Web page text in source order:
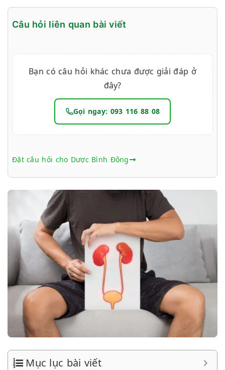
Câu hỏi liên quan bài viết
Bạn có câu hỏi khác chưa được giải đáp ở
đây?
Gọi ngay: 093 116 88 08
Đặt câu hỏi cho Dược Bình Đông
Mục lục bài viết